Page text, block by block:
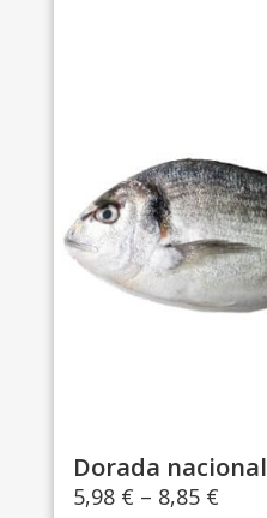
Dorada nacional
5,98 € – 8,85 €